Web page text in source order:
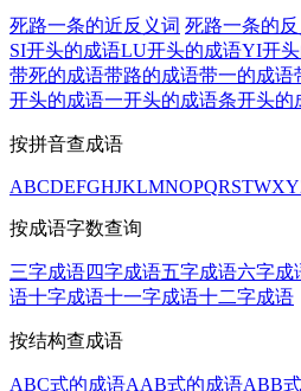
死路一条的近反义词 死路一条的反
SI开头的成语LU开头的成语YI开
带死的成语带路的成语带一的成语
开头的成语一开头的成语条开头的
按拼音查成语
ABCDEFGHJKLMNOPQRSTWXY
按成语字数查询
三字成语四字成语五字成语六字成
语十字成语十一字成语十二字成语
按结构查成语
ABC式的成语AAB式的成语ABB